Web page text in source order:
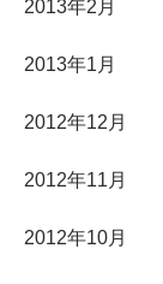
2013年2月
2013年1月
2012年12月
2012年11月
2012年10月